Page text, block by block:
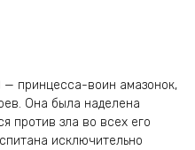
принцесса-воин амазонок,
Она была наделена
против зла во всех его
исключительно